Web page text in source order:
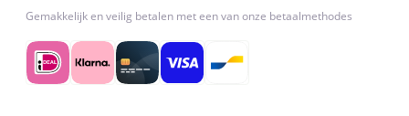
Gemakkelijk en veilig betalen met een van onze betaalmethodes